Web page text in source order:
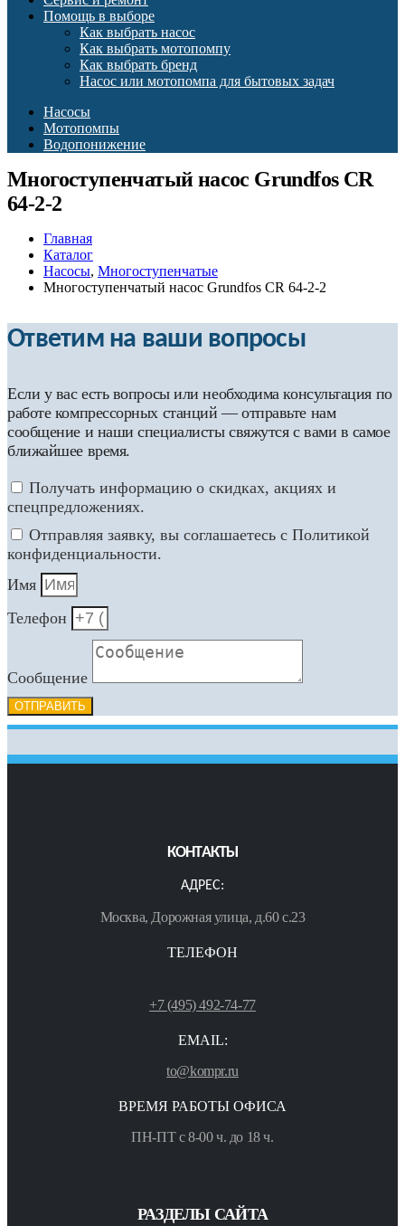
Помощь в выборе
Как выбрать насос
Как выбрать мотопомпу
Как выбрать бренд
Насос или мотопомпа для бытовых задач
Насосы
Мотопомпы
Водопонижение
Многоступенчатый насос Grundfos CR
64-2-2
Главная
Каталог
Насосы, Многоступенчатые
Многоступенчатый насос Grundfos CR 64-2-2
Ответим на ваши вопросы
Если у вас есть вопросы или необходима консультация по
работе компрессорных станций — отправьте нам
сообщение и наши специалисты свяжутся с вами в самое
ближайшее время.
Получать информацию о скидках, акциях и
спецпредложениях.
Отправляя заявку, вы соглашаетесь с Политикой
конфиденциальности.
Имя
Телефон
Сообщение
ОТПРАВИТЬ
КОНТАКТЫ
АДРЕС:
Москва, Дорожная улица, д.60 с.23
ТЕЛЕФОН
+7 (495) 492-74-77
EMAIL:
to@kompr.ru
ВРЕМЯ РАБОТЫ ОФИСА
ПН-ПТ с 8-00 ч. до 18 ч.
РАЗДЕЛЫ САЙТА